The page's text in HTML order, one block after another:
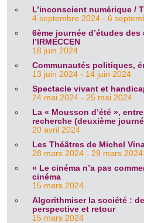
L’inconscient numérique /
4 septembre 2024 - 6
6ème journée d’études des
l’IRMÉCCEN
18 juin 2024
Communautés politiques,
13 juin 2024 - 14 juin 2024
Spectacle vivant et
24 mai 2024 - 25 mai 2024
La « Mousson d’été »,
recherche (deuxième
20 avril 2024
Les Théâtres de Michel
28 mars 2024 - 29 mars 2024
« Le cinéma n’a pas
cinéma
15 mars 2024
Algorithmiser la société :
perspective et retour
15 mars 2024